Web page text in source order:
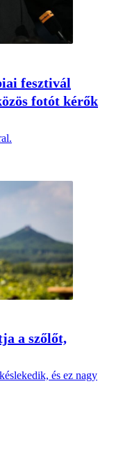
fesztivál
fotót kérők
a szőlőt,
és ez nagy